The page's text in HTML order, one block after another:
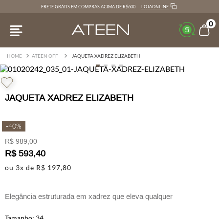
FRETE GRÁTIS EM COMPRAS ACIMA DE R$600 LOJAONLINE
0
ATEEN OFF JAQUETA XADREZ ELIZABETH
JAQUETA XADREZ ELIZABETH
-40%
R$ 989,00
R$ 593,40
ou 3x de R$ 197,80
Elegância estruturada em xadrez que eleva qualquer